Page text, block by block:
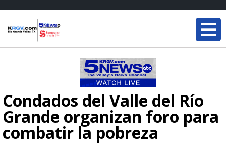
Condados del Valle del Río
Grande organizan foro para
combatir la pobreza